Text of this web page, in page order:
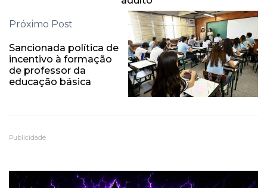
Próximo Post
Sancionada política de
incentivo à formação
de professor da
educação básica
Publicidade